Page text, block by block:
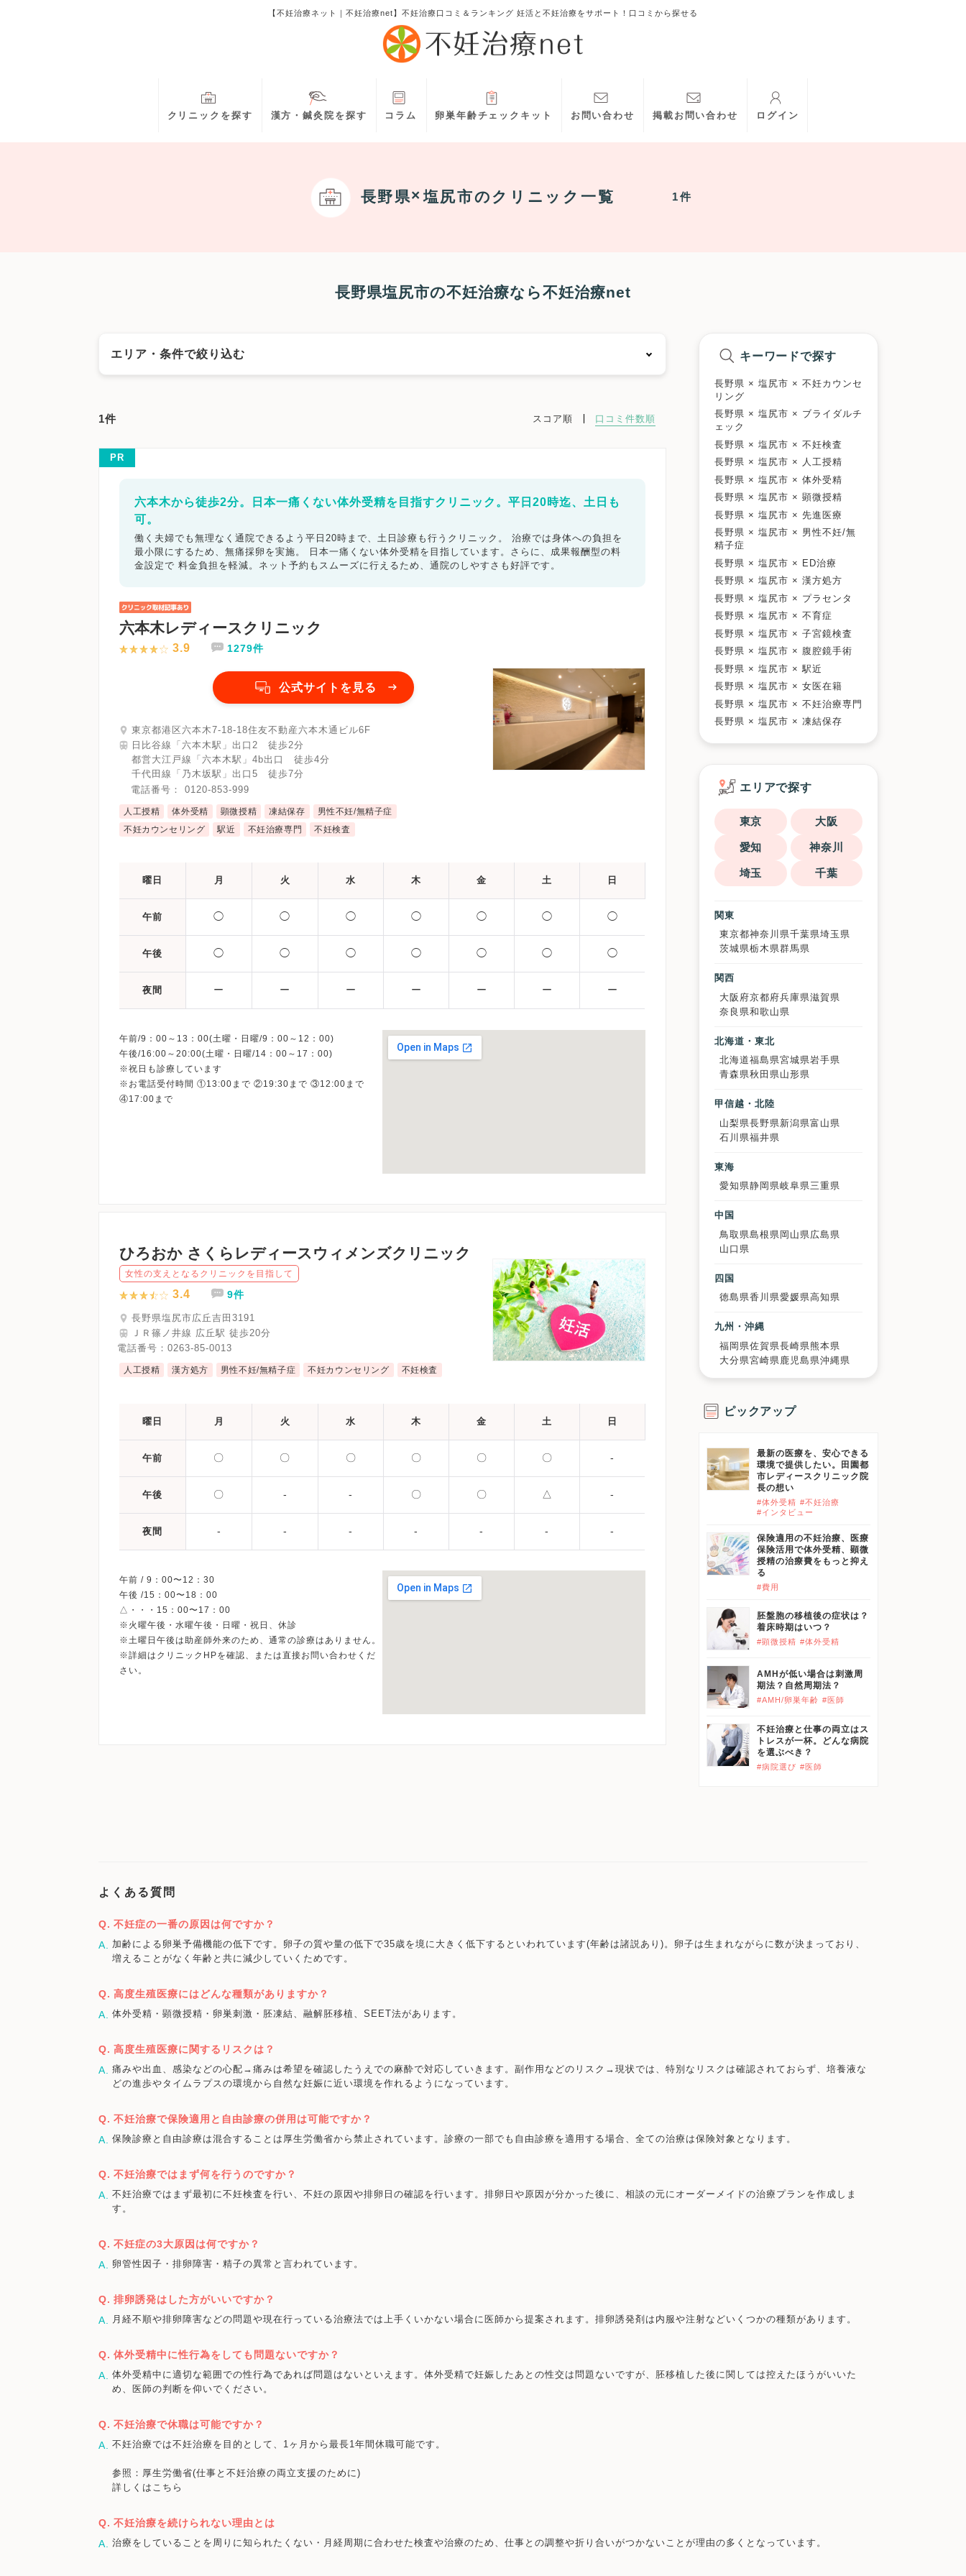
【不妊治療ネット｜不妊治療net】不妊治療口コミ＆ランキング 妊活と不妊治療をサポート！口コミから探せる
クリニックを探す 漢方・鍼灸院を探す コラム 卵巣年齢チェックキット お問い合わせ 掲載お問い合わせ ログイン
長野県 塩尻市のクリニック一覧 1件
長野県塩尻市の不妊治療なら不妊治療net
エリア・条件で絞り込む
茅野市
キーワードで絞る
不妊カウンセリング ブライダルチェック 不妊検査 タイミング療法 人工授精
体外受精
顕微授精
先進医療 男性不妊/無精子症 ED治療 漢方処方 プラセンタ
不育症
1件 スコア順 口コミ件数順
PR
六本木から徒歩2分。日本一痛くない体外受精を目指すクリニック。平日20時迄、土日も
可。
働く夫婦でも無理なく通院できるよう平日20時まで、土日診療も行うクリニック。 治療では身体への負担を
最小限にするため、無痛採卵を実施。 日本一痛くない体外受精を目指しています。さらに、成果報酬型の料
金設定で 料金負担を軽減。ネット予約もスムーズに行えるため、通院のしやすさも好評です。
六本木レディースクリニック
3.9 1279件
公式サイトを見る
東京都港区六本木7-18-18住友不動産六本木通ビル6F
日比谷線「六本木駅」出口2 徒歩2分
都営大江戸線「六本木駅」4b出口 徒歩4分
千代田線「乃木坂駅」出口5 徒歩7分
電話番号： 0120-853-999
人工授精 体外受精 顕微授精 凍結保存
男性不妊/無精子症
不妊カウンセリング
駅近 不妊治療専門 不妊検査
曜日 月 火 水 木 金 土 日
午前 ◯ ◯ ◯ ◯ ◯ ◯ ◯
午後 ◯ ◯ ◯ ◯ ◯ ◯ ◯
夜間 ー ー ー ー ー ー ー
午前/9：00～13：00(土曜・日曜/9：00～12：00)
午後/16:00～20:00(土曜・日曜/14：00～17：00)
※祝日も診療しています
※お電話受付時間 ①13:00まで ②19:30まで ③12:00まで
ひろおか さくらレディースウィメンズクリニック
女性の支えとなるクリニックを目指して
3.4 9件
長野県塩尻市広丘吉田3191
ＪＲ篠ノ井線 広丘駅 徒歩20分
電話番号： 0263-85-0013
人工授精 漢方処方 男性不妊/無精子症 不妊カウンセリング 不妊検査
曜日 月 火 水 木 金 土 日
午前 〇 〇 〇 〇 〇 〇 -
午後 〇 - - 〇 〇 △ -
夜間 - - - - - - -
午前 / 9：00〜12：30
午後 /15：00〜18：00
△・・・15：00〜17：00
※火曜午後・水曜午後・日曜・祝日、休診
※土曜日午後は助産師外来のため、通常の診療はありません。
※詳細はクリニックHPを確認、または直接お問い合わせくだ
キーワードで探す
長野県 × 塩尻市 × 不妊カウンセ
リング
長野県 × 塩尻市 × ブライダルチ
ェック
長野県 × 塩尻市 × 不妊検査
長野県 × 塩尻市 × 人工授精
長野県 × 塩尻市 × 体外受精
長野県 × 塩尻市 × 顕微授精
長野県 × 塩尻市 × 先進医療
長野県 × 塩尻市 × 男性不妊/無
精子症
長野県 × 塩尻市 × ED治療
長野県 × 塩尻市 × 漢方処方
長野県 × 塩尻市 × プラセンタ
長野県 × 塩尻市 × 不育症
長野県 × 塩尻市 × 子宮鏡検査
長野県 × 塩尻市 × 腹腔鏡手術
長野県 × 塩尻市 × 駅近
長野県 × 塩尻市 × 女医在籍
長野県 × 塩尻市 × 不妊治療専門
長野県 × 塩尻市 × 凍結保存
エリアで探す
東京 大阪
愛知 神奈川
埼玉 千葉
関東
東京都神奈川県千葉県埼玉県
茨城県栃木県群馬県
関西
大阪府京都府兵庫県滋賀県
奈良県和歌山県
北海道・東北
北海道福島県宮城県岩手県
青森県秋田県山形県
甲信越・北陸
山梨県長野県 新潟県富山県
石川県福井県
東海
愛知県静岡県岐阜県三重県
中国
鳥取県島根県 岡山県 広島県
山口県
四国
徳島県香川県愛媛県高知県
九州・沖縄
福岡県佐賀県長崎県 熊本県
大分県宮崎県 鹿児島県沖縄県
ピックアップ
最新の医療を、安心できる
環境で提供したい。田園都
市レディースクリニック院
長の想い
#体外受精 #不妊治療
#インタビュー
保険適用の不妊治療、医療
保険活用で体外受精、顕微
授精の治療費をもっと抑え
る
#費用
胚盤胞の移植後の症状は？
着床時期はいつ？
#顕微授精 #体外受精
AMHが低い場合は刺激周
期法？自然周期法？
#AMH/卵巣年齢 #医師
不妊治療と仕事の両立はス
トレスが一杯。どんな病院
を選ぶべき？
#病院選び #医師
よくある質問
不妊症の一番の原因は何ですか？
加齢による卵巣予備機能の低下です。卵子の質や量の低下で35歳を境に大きく低下するといわれています(年齢は諸説あり)。卵子は生まれながらに数が決まっており、
増えることがなく年齢と共に減少していくためです。
高度生殖医療にはどんな種類がありますか？
体外受精・顕微授精・卵巣刺激・胚凍結、融解胚移植、SEET法があります。
高度生殖医療に関するリスクは？
痛みや出血、感染などの心配→痛みは希望を確認したうえでの麻酔で対応していきます。副作用などのリスク→現状では、特別なリスクは確認されておらず、培養液な
どの進歩やタイムラプスの環境から自然な妊娠に近い環境を作れるようになっています。
不妊治療で保険適用と自由診療の併用は可能ですか？
保険診療と自由診療は混合することは厚生労働省から禁止されています。診療の一部でも自由診療を適用する場合、全ての治療は保険対象となります。
不妊治療ではまず何を行うのですか？
不妊治療ではまず最初に不妊検査を行い、不妊の原因や排卵日の確認を行います。排卵日や原因が分かった後に、相談の元にオーダーメイドの治療プランを作成しま
す。
不妊症の3大原因は何ですか？
卵管性因子・排卵障害・精子の異常と言われています。
排卵誘発はした方がいいですか？
月経不順や排卵障害などの問題や現在行っている治療法では上手くいかない場合に医師から提案されます。排卵誘発剤は内服や注射などいくつかの種類があります。
体外受精中に性行為をしても問題ないですか？
体外受精中に適切な範囲での性行為であれば問題はないといえます。体外受精で妊娠したあとの性交は問題ないですが、胚移植した後に関しては控えたほうがいいた
め、医師の判断を仰いでください。
不妊治療で休職は可能ですか？
不妊治療では不妊治療を目的として、1ヶ月から最長1年間休職可能です。
参照：厚生労働省(仕事と不妊治療の両立支援のために)
詳しくはこちら
不妊治療を続けられない理由とは
治療をしていることを周りに知られたくない・月経周期に合わせた検査や治療のため、仕事との調整や折り合いがつかないことが理由の多くとなっています。